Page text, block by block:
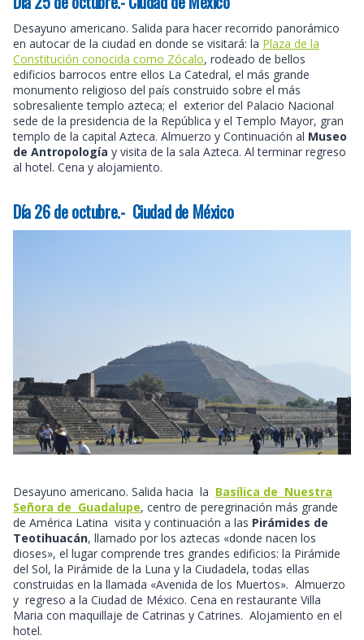
Desayuno americano. Salida para hacer recorrido panorámico
en autocar de la ciudad en donde se visitará: la Plaza de la
Constitución conocida como Zócalo, rodeado de bellos
edificios barrocos entre ellos La Catedral, el más grande
monumento religioso del país construido sobre el más
sobresaliente templo azteca; el exterior del Palacio Nacional
sede de la presidencia de la República y el Templo Mayor, gran
templo de la capital Azteca. Almuerzo y Continuación al Museo
de Antropología y visita de la sala Azteca. Al terminar regreso
al hotel. Cena y alojamiento.
Día 26 de octubre.- Ciudad de México
Desayuno americano. Salida hacia la Basílica de Nuestra
Señora de Guadalupe, centro de peregrinación más grande
de América Latina visita y continuación a las Pirámides de
Teotihuacán, llamado por los aztecas «donde nacen los
dioses», el lugar comprende tres grandes edificios: la Pirámide
del Sol, la Pirámide de la Luna y la Ciudadela, todas ellas
construidas en la llamada «Avenida de los Muertos». Almuerzo
y regreso a la Ciudad de México. Cena en restaurante Villa
Maria con maquillaje de Catrinas y Catrines. Alojamiento en el
hotel.